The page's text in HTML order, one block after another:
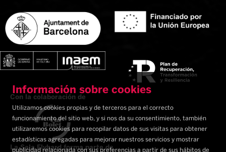
Con la colaboración de
La Sala Flyhard forma parte de
Información sobre cookies
Utilizamos cookies propias y de terceros para el correcto
funcionamiento del sitio web, y si nos da su consentimiento, también
utilizaremos cookies para recopilar datos de sus visitas para obtener
estadísticas agregadas para mejorar nuestros servicios y mostrar
publicidad relacionada con sus preferencias a partir de sus hábitos de